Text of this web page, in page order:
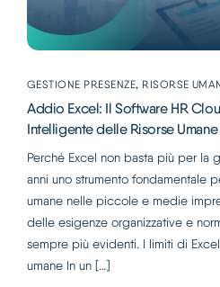
Italiano
GESTIONE PRESENZE, RISORSE
Addio Excel: Il Software HR
Intelligente delle Risorse Umane
Perché Excel non basta più per la
anni uno strumento fondamentale
umane nelle piccole e medie
delle esigenze organizzative e
sempre più evidenti. I limiti di
umane In un […]